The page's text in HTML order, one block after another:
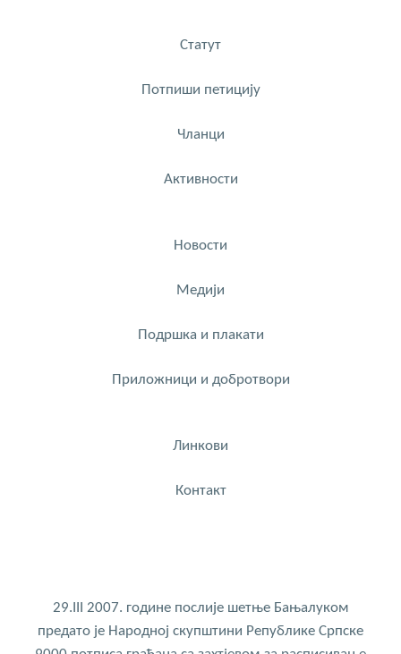
Статут
Потпиши петицију
Чланци
Активности
Новости
Медији
Подршка и плакати
Приложници и добротвори
Линкови
Контакт
29.III 2007. године послије шетње Бањалуком
предато је Народној скупштини Републике Српске